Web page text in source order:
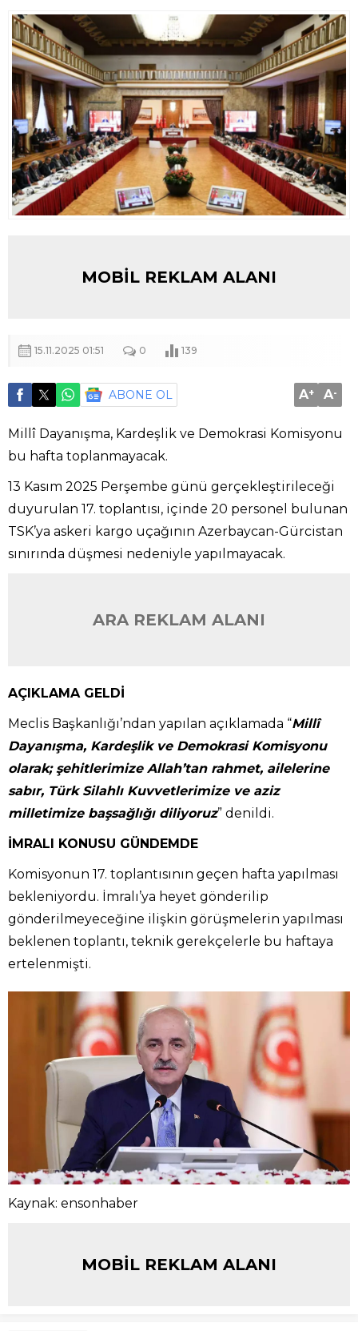
MOBİL REKLAM ALANI
15.11.2025 01:51 0 139
ABONE OL A+ A-
Millî Dayanışma, Kardeşlik ve Demokrasi Komisyonu
bu hafta toplanmayacak.
13 Kasım 2025 Perşembe günü gerçekleştirileceği
duyurulan 17. toplantısı, içinde 20 personel bulunan
TSK’ya askeri kargo uçağının Azerbaycan-Gürcistan
sınırında düşmesi nedeniyle yapılmayacak.
ARA REKLAM ALANI
AÇIKLAMA GELDİ
Meclis Başkanlığı’ndan yapılan açıklamada “Millî
Dayanışma, Kardeşlik ve Demokrasi Komisyonu
olarak; şehitlerimize Allah’tan rahmet, ailelerine
sabır, Türk Silahlı Kuvvetlerimize ve aziz
milletimize başsağlığı diliyoruz” denildi.
İMRALI KONUSU GÜNDEMDE
Komisyonun 17. toplantısının geçen hafta yapılması
bekleniyordu. İmralı’ya heyet gönderilip
gönderilmeyeceğine ilişkin görüşmelerin yapılması
beklenen toplantı, teknik gerekçelerle bu haftaya
ertelenmişti.
Kaynak: ensonhaber
MOBİL REKLAM ALANI